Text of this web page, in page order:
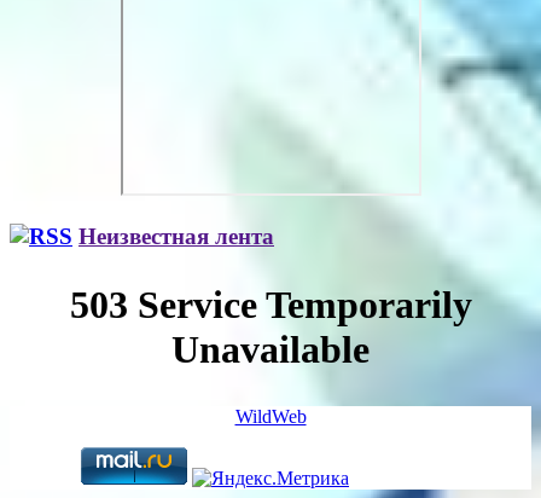
Неизвестная лента
WildWeb